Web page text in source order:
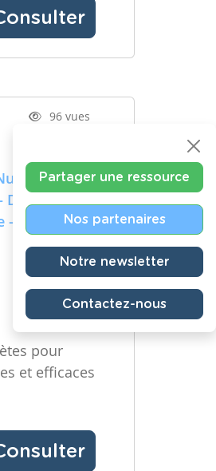
96 vues
Deuxième
– Deuxième
pour
et efficaces
Partager une ressource
Nos partenaires
Notre newsletter
Contactez-nous